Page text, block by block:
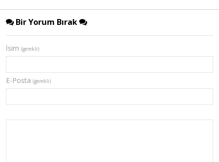
Bir Yorum Bırak
İsim (gerekli)
E-Posta (gerekli)